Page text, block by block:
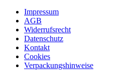
Impressum
AGB
Widerrufsrecht
Datenschutz
Kontakt
Cookies
Verpackungshinweise